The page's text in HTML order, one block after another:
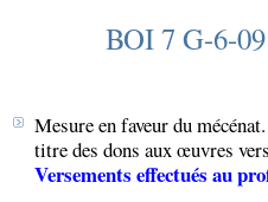
BOI 7 G-6-09
Mesure en faveur du
titre des dons aux œuvres
Versements effectués au